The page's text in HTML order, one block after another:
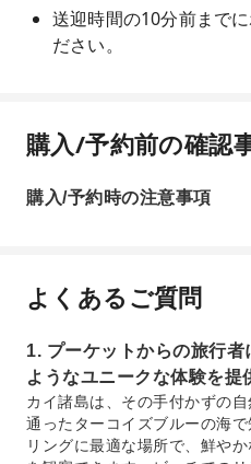
送迎時間の10分前まで
ださい。
購入/予約前の確認
購入/予約時の注意事項
よくあるご質問
1. プーケットからの旅行
ようなユニークな体験を提
カイ諸島は、その手付かずの
通ったターコイズブルーの海
リングに最適な場所で、鮮や